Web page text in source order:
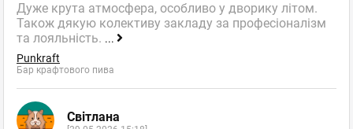
Дуже крута атмосфера, особливо у дворику літом.
Також дякую колективу закладу за професіоналізм
та лояльність. ...
Punkraft
Бар крафтового пива
Світлана